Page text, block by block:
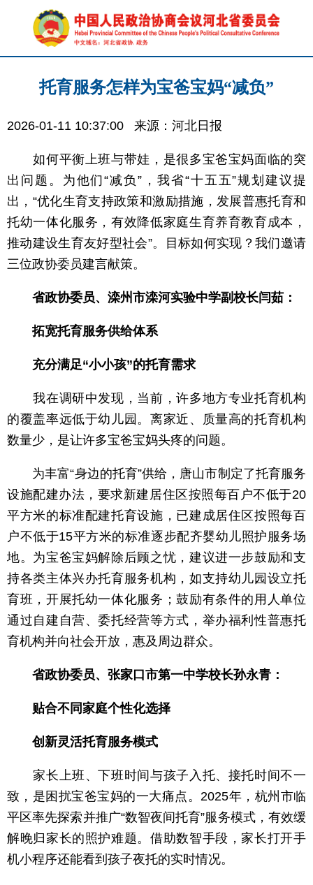
托育服务怎样为宝爸宝妈“减负”
2026-01-11 10:37:00 来源：河北日报
如何平衡上班与带娃，是很多宝爸宝妈面临的突
出问题。为他们“减负”，我省“十五五”规划建议提
出，“优化生育支持政策和激励措施，发展普惠托育和
托幼一体化服务，有效降低家庭生育养育教育成本，
推动建设生育友好型社会”。目标如何实现？我们邀请
三位政协委员建言献策。
省政协委员、滦州市滦河实验中学副校长闫茹：
拓宽托育服务供给体系
充分满足“小小孩”的托育需求
我在调研中发现，当前，许多地方专业托育机构
的覆盖率远低于幼儿园。离家近、质量高的托育机构
数量少，是让许多宝爸宝妈头疼的问题。
为丰富“身边的托育”供给，唐山市制定了托育服务
设施配建办法，要求新建居住区按照每百户不低于20
平方米的标准配建托育设施，已建成居住区按照每百
户不低于15平方米的标准逐步配齐婴幼儿照护服务场
地。为宝爸宝妈解除后顾之忧，建议进一步鼓励和支
持各类主体兴办托育服务机构，如支持幼儿园设立托
育班，开展托幼一体化服务；鼓励有条件的用人单位
通过自建自营、委托经营等方式，举办福利性普惠托
育机构并向社会开放，惠及周边群众。
省政协委员、张家口市第一中学校长孙永青：
贴合不同家庭个性化选择
创新灵活托育服务模式
家长上班、下班时间与孩子入托、接托时间不一
致，是困扰宝爸宝妈的一大痛点。2025年，杭州市临
平区率先探索并推广“数智夜间托育”服务模式，有效缓
解晚归家长的照护难题。借助数智手段，家长打开手
机小程序还能看到孩子夜托的实时情况。